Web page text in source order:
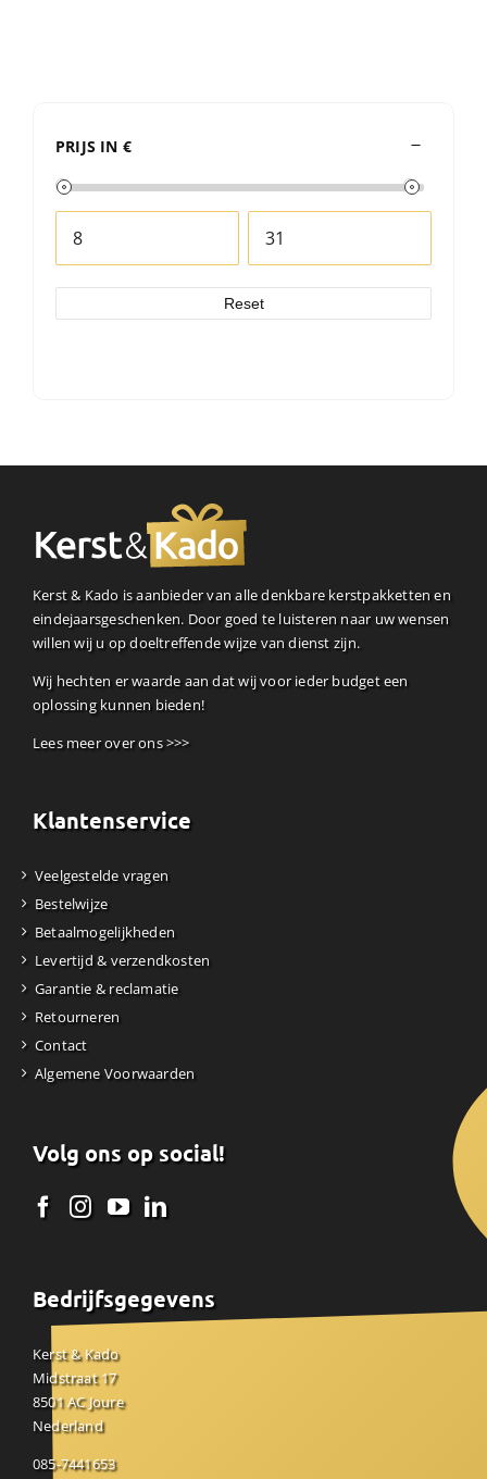
PRIJS IN €
Reset
Kerst & Kado is aanbieder van alle denkbare kerstpakketten en
eindejaarsgeschenken. Door goed te luisteren naar uw wensen
willen wij u op doeltreffende wijze van dienst zijn.
Wij hechten er waarde aan dat wij voor ieder budget een
oplossing kunnen bieden!
Lees meer over ons >>>
Klantenservice
Veelgestelde vragen
Bestelwijze
Betaalmogelijkheden
Levertijd & verzendkosten
Garantie & reclamatie
Retourneren
Contact
Algemene Voorwaarden
Volg ons op social!
Bedrijfsgegevens
Kerst & Kado
Midstraat 17
8501 AC Joure
Nederland
085-7441653